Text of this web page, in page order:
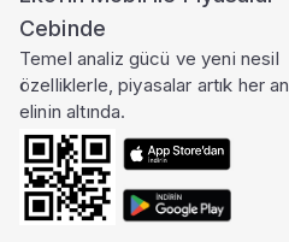
Cebinde
Temel analiz gücü ve yeni nesil
özelliklerle, piyasalar artık her an
elinin altında.